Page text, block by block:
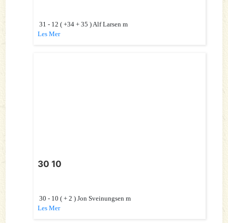
31 - 12 ( +34 + 35 ) Alf Larsen m
Les Mer
30 10
30 - 10 ( + 2 ) Jon Sveinungsen m
Les Mer